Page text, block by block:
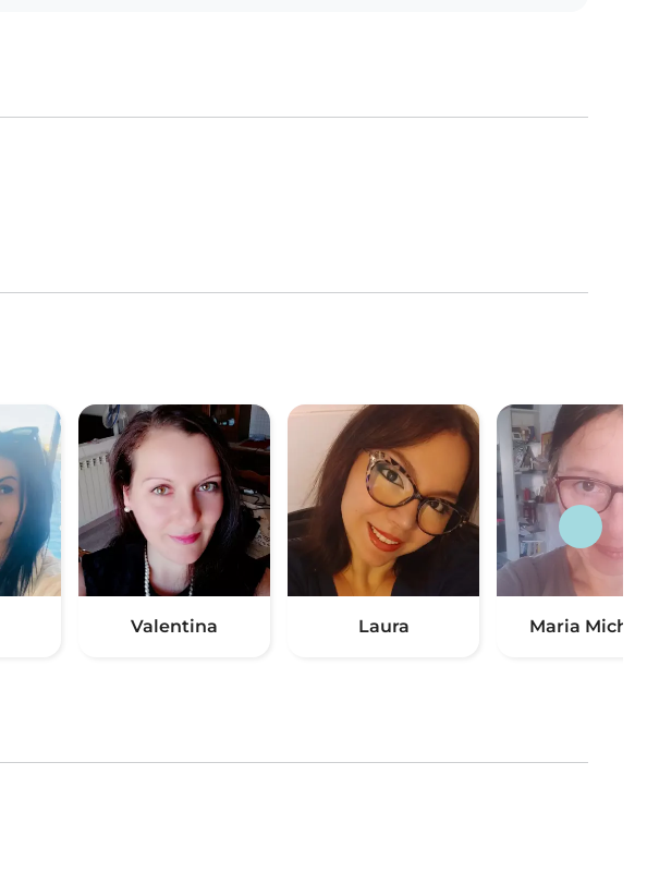
Valentina Laura Maria